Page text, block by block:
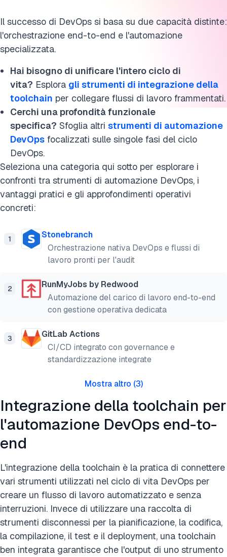
Il successo di DevOps si basa su due capacità distinte:
l'orchestrazione end-to-end e l'automazione
specializzata.
Hai bisogno di unificare l'intero ciclo di
vita? Esplora gli strumenti di integrazione della
toolchain per collegare flussi di lavoro frammentati.
Cerchi una profondità funzionale
specifica? Sfoglia altri strumenti di automazione
DevOps focalizzati sulle singole fasi del ciclo
DevOps.
Seleziona una categoria qui sotto per esplorare i
confronti tra strumenti di automazione DevOps, i
vantaggi pratici e gli approfondimenti operativi
concreti:
1
Stonebranch
Orchestrazione nativa DevOps e flussi di
lavoro pronti per l'audit
2
RunMyJobs by Redwood
Automazione del carico di lavoro end-to-end
con gestione operativa dedicata
3
GitLab Actions
CI/CD integrato con governance e
standardizzazione integrate
Mostra altro (3)
Integrazione della toolchain per
l'automazione DevOps end-to-
end
L'integrazione della toolchain è la pratica di connettere
vari strumenti utilizzati nel ciclo di vita DevOps per
creare un flusso di lavoro automatizzato e senza
interruzioni. Invece di utilizzare una raccolta di
strumenti disconnessi per la pianificazione, la codifica,
la compilazione, il test e il deployment, una toolchain
ben integrata garantisce che l'output di uno strumento
FAQ